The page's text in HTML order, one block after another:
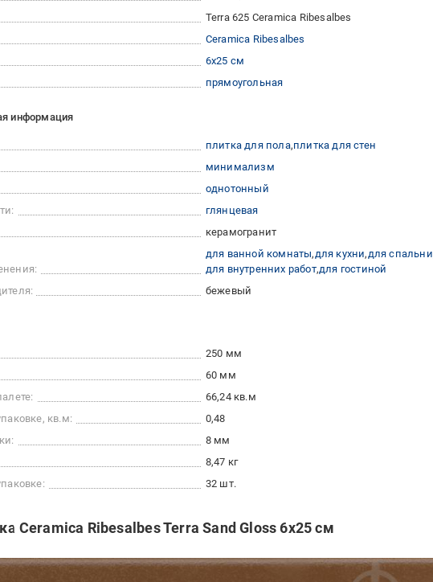
Terra 625 Ceramica Ribesalbes
Ceramica Ribesalbes
6x25 см
прямоугольная
информация
плитка для пола плитка для стен
минимализм
однотонный
глянцевая
керамогранит
для ванной комнаты для кухни для спальни
для внутренних работ для гостиной
бежевый
250 мм
60 мм
66,24 кв.м
кв.м:
0,48
8 мм
8,47 кг
32 шт.
Ceramica Ribesalbes Terra Sand Gloss 6х25 см